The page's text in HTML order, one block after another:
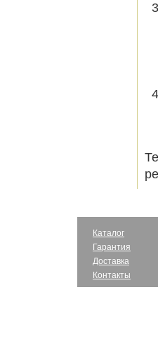
Каталог
Гарантия
Доставка
Контакты